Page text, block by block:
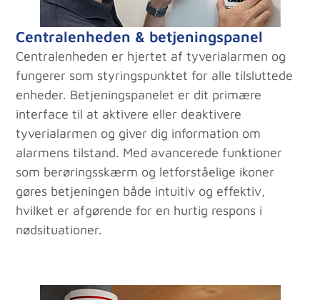
Centralenheden & betjeningspanel
Centralenheden er hjertet af tyverialarmen og
fungerer som styringspunktet for alle tilsluttede
enheder. Betjeningspanelet er dit primære
interface til at aktivere eller deaktivere
tyverialarmen og giver dig information om
alarmens tilstand. Med avancerede funktioner
som berøringsskærm og letforståelige ikoner
gøres betjeningen både intuitiv og effektiv,
hvilket er afgørende for en hurtig respons i
nødsituationer.